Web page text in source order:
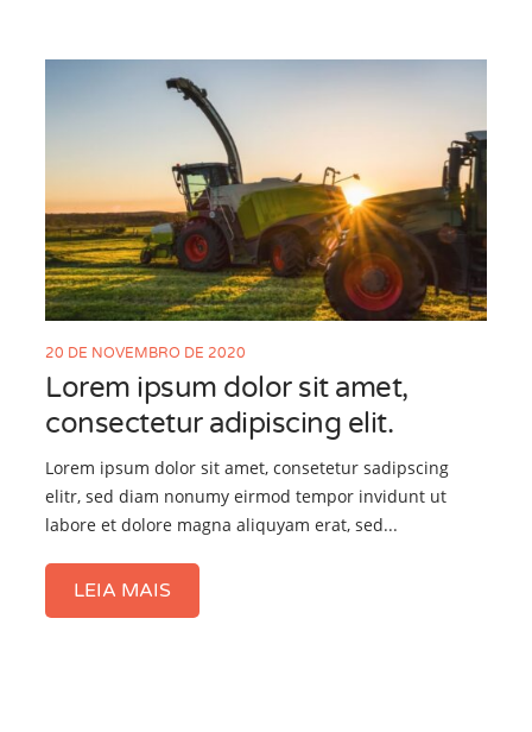
20 DE NOVEMBRO DE 2020
Lorem ipsum dolor sit amet,
consectetur adipiscing elit.
Lorem ipsum dolor sit amet, consetetur sadipscing
elitr, sed diam nonumy eirmod tempor invidunt ut
labore et dolore magna aliquyam erat, sed...
LEIA MAIS